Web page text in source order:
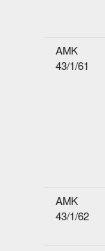
AMK
43/1/61
AMK
43/1/62